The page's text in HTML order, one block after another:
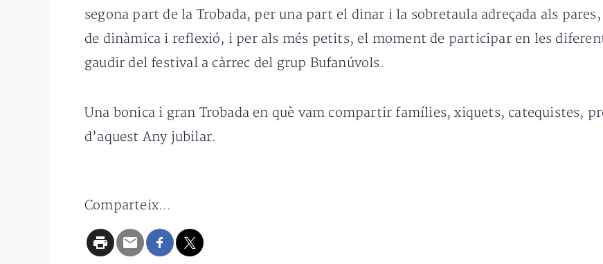
segona part de la Trobada, per una part el dinar i la sobretaula adreçada als
de dinàmica i reflexió, i per als més petits, el moment de participar en les
gaudir del festival a càrrec del grup Bufanúvols.
Una bonica i gran Trobada en què vam compartir famílies, xiquets, catequistes,
d’aquest Any jubilar.
Comparteix...